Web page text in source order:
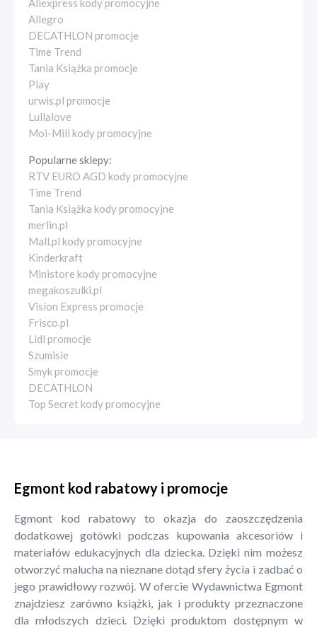
Aliexpress kody promocyjne
Allegro
DECATHLON promocje
Time Trend
Tania Książka promocje
Play
urwis.pl promocje
Lullalove
Moi-Mili kody promocyjne
Popularne sklepy:
RTV EURO AGD kody promocyjne
Time Trend
Tania Książka kody promocyjne
merlin.pl
Mall.pl kody promocyjne
Kinderkraft
Ministore kody promocyjne
megakoszulki.pl
Vision Express promocje
Frisco.pl
Lidl promocje
Szumisie
Smyk promocje
DECATHLON
Top Secret kody promocyjne
Egmont kod rabatowy i promocje
Egmont kod rabatowy to okazja do zaoszczędzenia
dodatkowej gotówki podczas kupowania akcesoriów i
materiałów edukacyjnych dla dziecka. Dzięki nim możesz
otworzyć malucha na nieznane dotąd sfery życia i zadbać o
jego prawidłowy rozwój. W ofercie Wydawnictwa Egmont
znajdziesz zarówno książki, jak i produkty przeznaczone
dla młodszych dzieci. Dzięki produktom dostępnym w